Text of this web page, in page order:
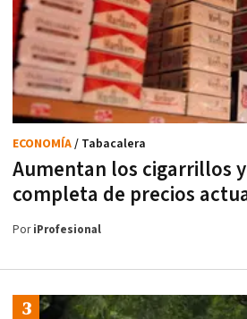
Aumentan los cigarrillos
completa de precios
ECONOMÍA/ Tabacalera
PoriProfesional